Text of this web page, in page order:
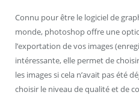
Connu pour être le logiciel de
monde, photoshop offre une
l’exportation de vos images
intéressante, elle permet de
les images si cela n’avait pas été
choisir le niveau de qualité et de